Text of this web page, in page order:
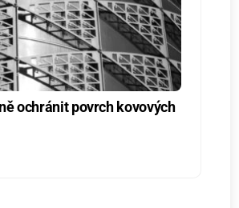
ochránit povrch kovových